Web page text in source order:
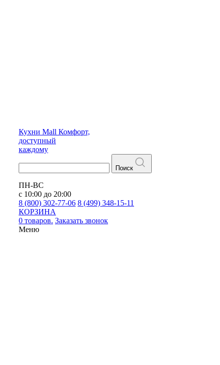
Кухни Mall Комфорт,
доступный
каждому
Поиск
ПН-ВС
с 10:00 до 20:00
8 (800) 302-77-06 8 (499) 348-15-11
КОРЗИНА
0 товаров. Заказать звонок
Меню